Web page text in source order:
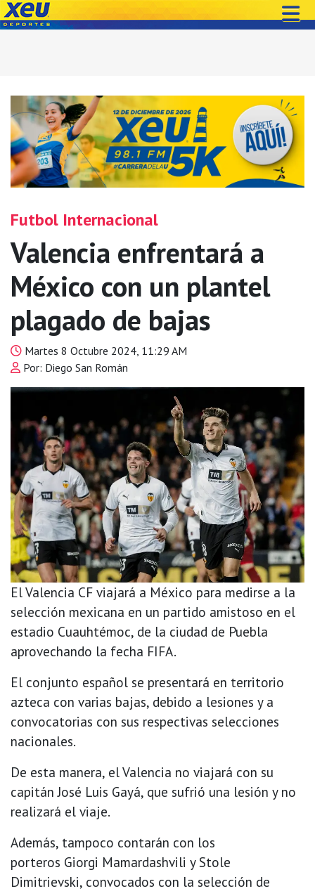
Futbol Internacional
Valencia enfrentará a
México con un plantel
plagado de bajas
Martes 8 Octubre 2024, 11:29 AM
Por: Diego San Román
El Valencia CF viajará a México para medirse a la
selección mexicana en un partido amistoso en el
estadio Cuauhtémoc, de la ciudad de Puebla
aprovechando la fecha FIFA.
El conjunto español se presentará en territorio
azteca con varias bajas, debido a lesiones y a
convocatorias con sus respectivas selecciones
nacionales.
De esta manera, el Valencia no viajará con su
capitán José Luis Gayá, que sufrió una lesión y no
realizará el viaje.
Además, tampoco contarán con los
porteros Giorgi Mamardashvili y Stole
Dimitrievski, convocados con la selección de